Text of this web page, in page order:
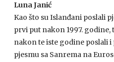
Luna Janić
Kao što su Islanđani poslali
prvi put nakon 1997.
nakon te iste godine poslali
pjesmu sa Sanrema na